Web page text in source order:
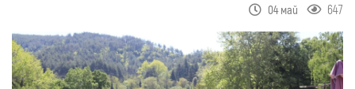
04 май 647